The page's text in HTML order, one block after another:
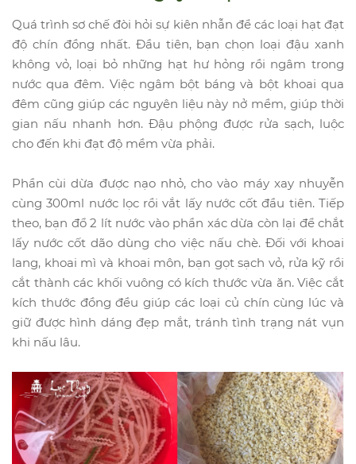
Quá trình sơ chế đòi hỏi sự kiên nhẫn để các loại hạt đạt
độ chín đồng nhất. Đầu tiên, bạn chọn loại đậu xanh
không vỏ, loại bỏ những hạt hư hỏng rồi ngâm trong
nước qua đêm. Việc ngâm bột báng và bột khoai qua
đêm cũng giúp các nguyên liệu này nở mềm, giúp thời
gian nấu nhanh hơn. Đậu phộng được rửa sạch, luộc
cho đến khi đạt độ mềm vừa phải.
Phần cùi dừa được nạo nhỏ, cho vào máy xay nhuyễn
cùng 300ml nước lọc rồi vắt lấy nước cốt đầu tiên. Tiếp
theo, bạn đổ 2 lít nước vào phần xác dừa còn lại để chắt
lấy nước cốt dão dùng cho việc nấu chè. Đối với khoai
lang, khoai mì và khoai môn, bạn gọt sạch vỏ, rửa kỹ rồi
cắt thành các khối vuông có kích thước vừa ăn. Việc cắt
kích thước đồng đều giúp các loại củ chín cùng lúc và
giữ được hình dáng đẹp mắt, tránh tình trạng nát vụn
khi nấu lâu.